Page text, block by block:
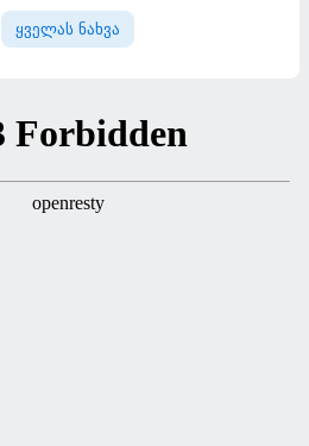
ესაუბრა ქართველი
კატალონიელთა მთავარ
ყველას ნახვა